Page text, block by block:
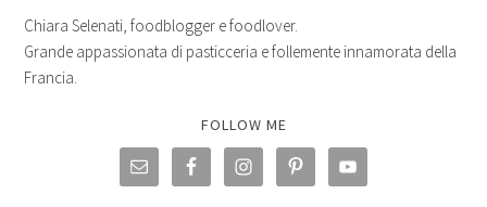
Chiara Selenati, foodblogger e foodlover.
Grande appassionata di pasticceria e follemente innamorata della
Francia.
FOLLOW ME